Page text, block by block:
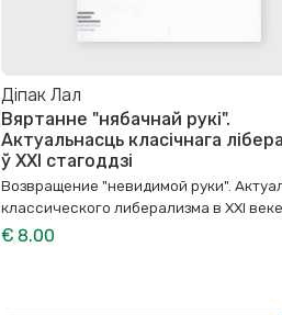
Діпак Лал
Вяртанне "нябачнай рукі".
Актуальнасць класічнага
ў XXI стагоддзі
Возвращение "невидимой руки".
классического либерализма в ХХI веке
€ 8.00